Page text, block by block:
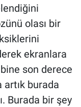
olası bir
ekranlara
son derece
artık burada
Burada bir şey